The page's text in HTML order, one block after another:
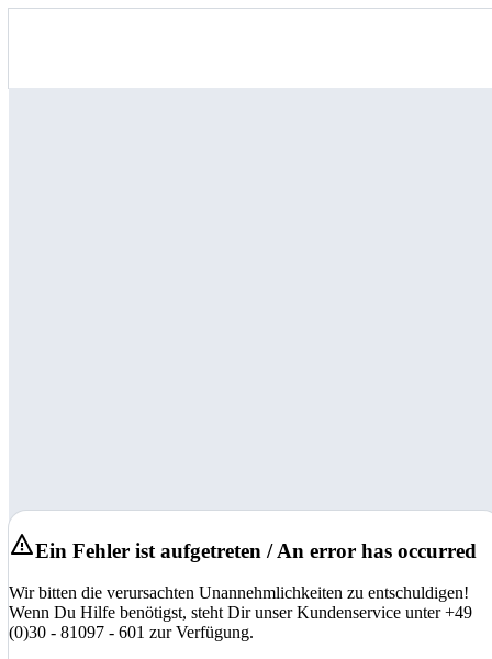
Ein Fehler ist aufgetreten / An error has occurred
Wir bitten die verursachten Unannehmlichkeiten zu entschuldigen!
Wenn Du Hilfe benötigst, steht Dir unser Kundenservice unter +49
(0)30 - 81097 - 601 zur Verfügung.